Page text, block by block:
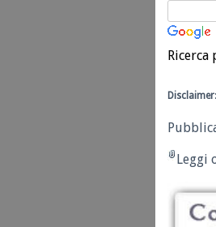
Ricerca
Disclaimer
Leggi